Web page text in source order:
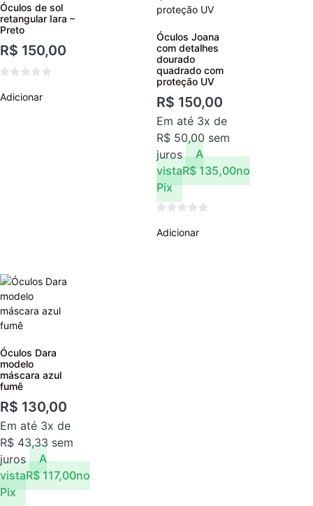
Óculos de sol
retangular Iara –
Preto
R$ 150,00
Adicionar
Óculos Joana
com detalhes
dourado
quadrado com
proteção UV
R$ 150,00
Em até 3x de
R$ 50,00 sem
juros
A
vistaR$135,00no
Pix
Adicionar
Óculos Dara
modelo
máscara azul
fumê
R$ 130,00
Em até 3x de
R$ 43,33 sem
juros
A
vistaR$117,00no
Pix